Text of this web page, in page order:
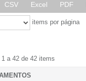
CSV Excel PDF
items por página
1 a 42 de 42 items